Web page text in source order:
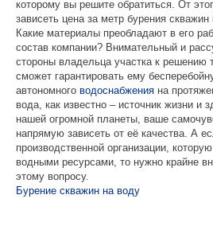
которому вы решите обратиться. От
зависеть цена за метр бурения скважин
Какие материалы преобладают в его
состав компании? Внимательный и
стороны владельца участка к решению
сможет гарантировать ему
автономного водоснабжения на
вода, как известно – источник жизни и
нашей огромной планеты, ваше
напрямую зависеть от её качества. А
производственной организации,
водными ресурсами, то нужно крайне
этому вопросу.
Бурение скважин на воду